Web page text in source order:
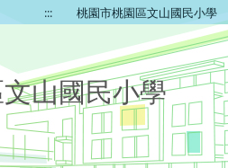
::: 桃園市桃園區文山國民小學
山國民小學